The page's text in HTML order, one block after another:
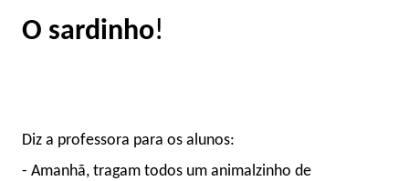
O sardinho!
Diz a professora para os alunos:
- Amanhã, tragam todos um animalzinho de